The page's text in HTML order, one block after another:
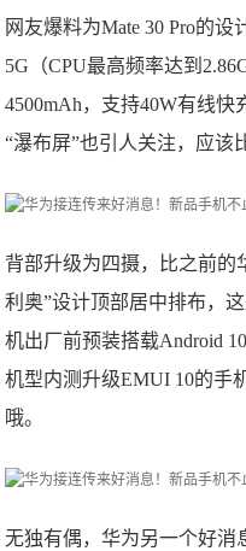
网友爆料为Mate 30 Pro的
5G（CPU最高频率达到
4500mAh，支持40W有线
“瀑布屏”也引人关注，应该
背部升级为四摄，比之前的
利奥”设计顶部居中排布，
机出厂前预装搭载Android
机型内测升级EMUI 10的手
哦。
无独有偶，华为另一个好消